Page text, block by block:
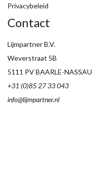
Privacybeleid
Contact
Lijmpartner B.V.
Weverstraat 5B
5111 PV BAARLE-NASSAU
+31 (0)85 27 33 043
info@lijmpartner.nl